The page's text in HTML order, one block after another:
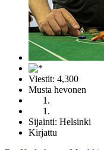
Viestit: 4,300
Musta hevonen
Sijainti: Helsinki
Kirjattu